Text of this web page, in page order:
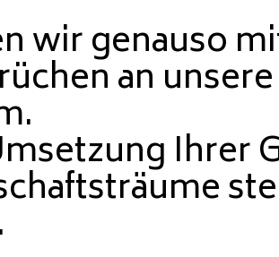
wir genauso
an
Ihrer